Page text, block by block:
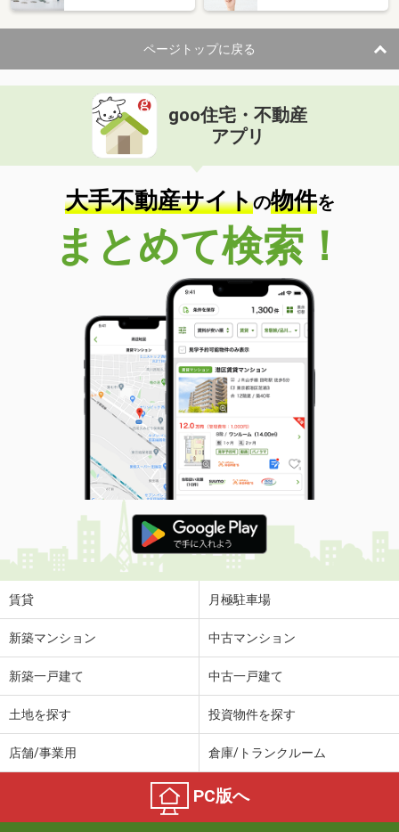
ページトップに戻る
goo住宅・不動産
アプリ
大手不動産サイトの物件を
まとめて検索！
賃貸 月極駐車場
新築マンション 中古マンション
新築一戸建て 中古一戸建て
土地を探す 投資物件を探す
店舗/事業用 倉庫/トランクルーム
PC版へ